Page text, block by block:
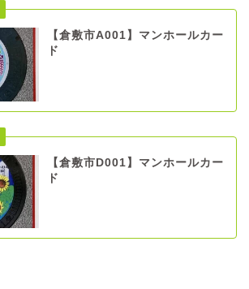
【倉敷市A001】マンホールカー
ド
【倉敷市D001】マンホールカー
ド